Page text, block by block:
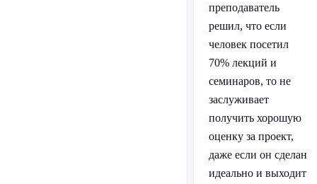
преподаватель
решил, что если
человек посетил
70% лекций и
семинаров, то не
заслуживает
получить хорошую
оценку за проект,
даже если он сделан
идеально и выходит